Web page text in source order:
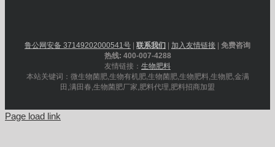
鲁公网安备 37149202000541号 联系我们 加入友情链接
免费咨询
热线: 400-007-4288
友情链接： 生物肥料
本站关键词：微生物菌肥,生物有机肥,生物菌肥,生物肥料,生物肥,金满
田,满田春,生物菌肥厂家,肥料代理,肥料招商加盟
Page load link